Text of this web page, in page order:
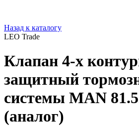
Назад к каталогу
LEO Trade
Клапан 4-х
защитный
системы MAN
(аналог)